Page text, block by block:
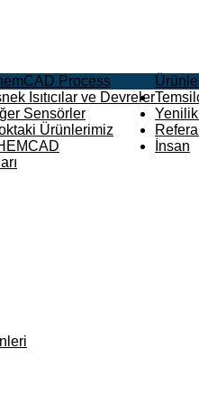
Process
Isıtıcılar ve Devreler
Sensörler
Ürünlerimiz
İnsan